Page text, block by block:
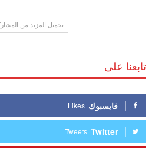
تحميل المزيد من
تابعنا على
فايسبوك Likes
Twitter
Tweets